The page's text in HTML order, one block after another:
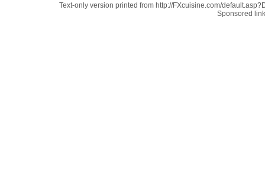
Text-only version printed from http://FXcuisine.com/
Sponsored